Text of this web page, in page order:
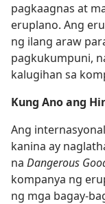
pagkaagnas at
eruplano. Ang
ng ilang araw
pagkukumpuni,
kalugihan sa
Kung Ano ang
Ang
kanina ay
na Dangerous
kompanya ng
ng mga bagay-